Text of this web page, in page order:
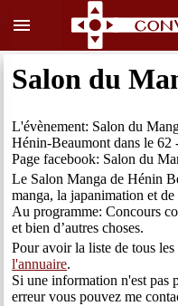
menu
Salon du
L'évènement: Salon du
Hénin-Beaumont dans le 62
Page facebook: Salon du
Le Salon Manga de Hénin
manga, la japanimation et
Au programme: Concours
et bien d’autres choses.
Pour avoir la liste de tous
l'annuaire.
Si une information n'est pas
erreur vous pouvez me